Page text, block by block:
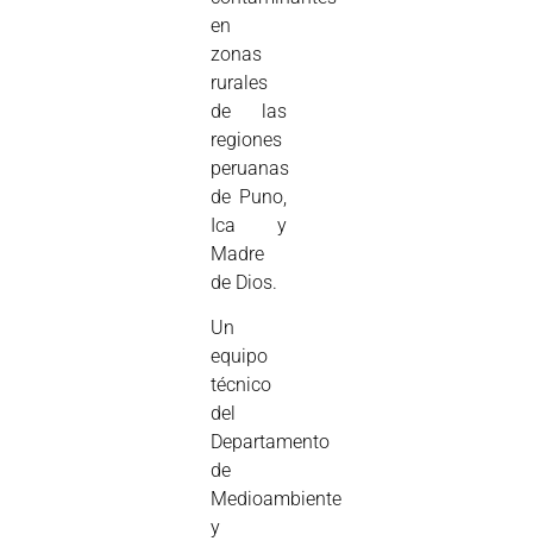
en
zonas
rurales
de las
regiones
peruanas
de Puno,
Ica y
Madre
de Dios.
Un
equipo
técnico
del
Departamento
de
Medioambiente
y